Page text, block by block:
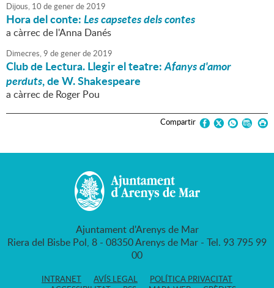
Dijous, 10 degenerde2019
Hora del conte:Les capsetes dels contes
a càrrec de l'Anna Danés
Dimecres,9 degenerde2019
Club de Lectura. Llegir el teatre:Afanys d'amor
perduts, de W. Shakespeare
a càrrec de Roger Pou
Compartir
Ajuntament d'Arenys de Mar
Riera del Bisbe Pol, 8 - 08350 Arenys de Mar - Tel. 93 795 99
00
INTRANET AVÍS LEGAL
POLÍTICA PRIVACITAT